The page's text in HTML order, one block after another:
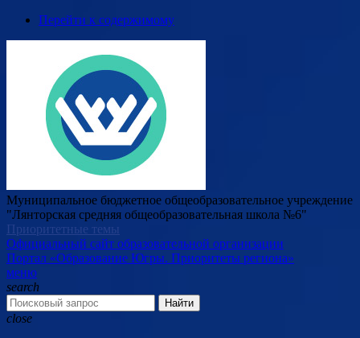
Перейти к содержимому
Муниципальное бюджетное общеобразовательное учреждение
"Лянторская средняя общеобразовательная школа №6"
Приоритетные темы
Официальный сайт образовательной организации
Портал «Образование Югры. Приоритеты региона»
меню
search
Найти
close